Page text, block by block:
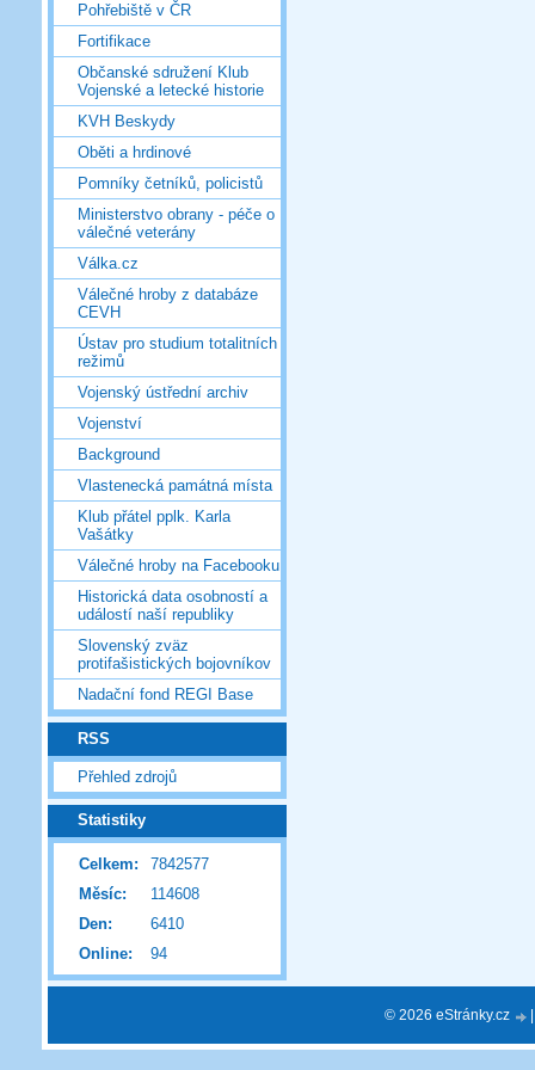
Pohřebiště v ČR
Fortifikace
Občanské sdružení Klub
Vojenské a letecké historie
KVH Beskydy
Oběti a hrdinové
Pomníky četníků, policistů
Ministerstvo obrany - péče o
válečné veterány
Válka.cz
Válečné hroby z databáze
CEVH
Ústav pro studium totalitních
režimů
Vojenský ústřední archiv
Vojenství
Background
Vlastenecká památná místa
Klub přátel pplk. Karla
Vašátky
Válečné hroby na Facebooku
Historická data osobností a
událostí naší republiky
Slovenský zväz
protifašistických bojovníkov
Nadační fond REGI Base
RSS
Přehled zdrojů
Statistiky
Online: 94
Celkem:
7842577
Měsíc:
114608
Den:
6410
© 2026 eStránky.cz